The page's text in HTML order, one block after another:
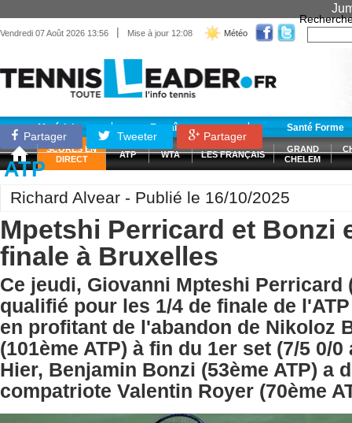
Vendredi 07 Août 2026 13:56 | Mise à jour 12:08 Météo
Matériel Entraînement Santé Forme
SCORES EN
DIRECT
ATP WTA LES FRANÇAIS
GRAND
CHELEM
Partager Tweeter Partager
ATP
Richard Alvear - Publié le 16/10/2025
Mpetshi Perricard et Bonzi
finale à Bruxelles
Ce jeudi, Giovanni Mpteshi Perricard
qualifié pour les 1/4 de finale de
en profitant de l'abandon de Nikoloz
(101ème ATP) à fin du 1er set (7/5 0/0
Hier, Benjamin Bonzi (53ème ATP) a
compatriote Valentin Royer (70ème